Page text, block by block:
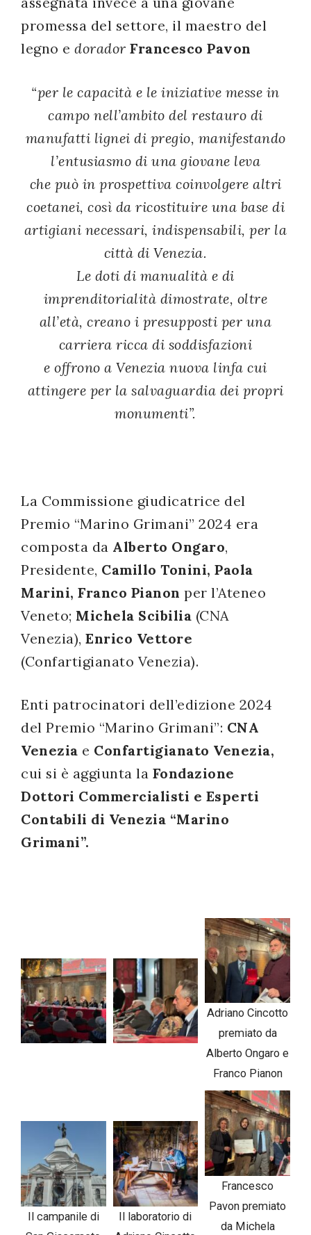
promessa del settore, il maestro del
legno e dorador Francesco Pavon
“per le capacità e le iniziative messe in
campo nell’ambito del restauro di
manufatti lignei di pregio, manifestando
l’entusiasmo di una giovane leva
che può in prospettiva coinvolgere altri
coetanei, così da ricostituire una base di
artigiani necessari, indispensabili, per la
città di Venezia.
Le doti di manualità e di
imprenditorialità dimostrate, oltre
all’età, creano i presupposti per una
carriera ricca di soddisfazioni
e offrono a Venezia nuova linfa cui
attingere per la salvaguardia dei propri
monumenti”.
La Commissione giudicatrice del
Premio “Marino Grimani” 2024 era
composta da Alberto Ongaro,
Presidente, Camillo Tonini, Paola
Marini, Franco Pianon per l’Ateneo
Veneto; Michela Scibilia (CNA
Venezia), Enrico Vettore
(Confartigianato Venezia).
Enti patrocinatori dell’edizione 2024
del Premio “Marino Grimani”: CNA
Venezia e Confartigianato Venezia,
cui si è aggiunta la Fondazione
Dottori Commercialisti e Esperti
Contabili di Venezia “Marino
Grimani”.
Adriano Cincotto
premiato da
Alberto Ongaro e
Franco Pianon
Il campanile di
Il laboratorio di
Francesco
Pavon premiato
da Michela